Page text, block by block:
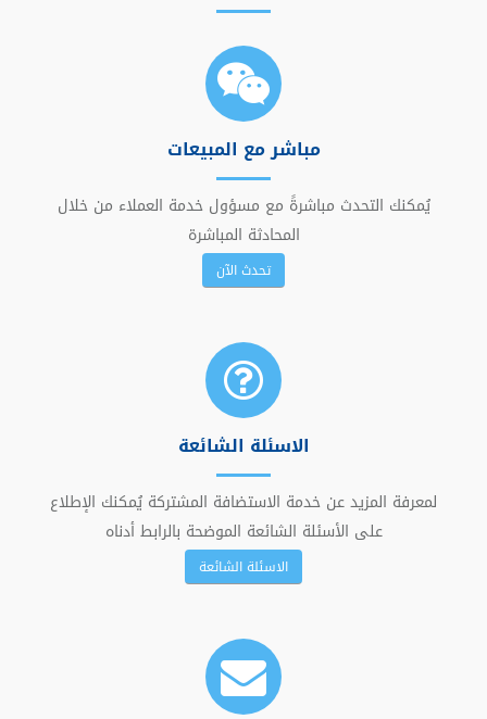
مباشر مع المبيعات
يُمكنك التحدث مباشرةً مع مسؤول خدمة العملاء من خلال
المحادثة المباشرة
تحدث الآن
الاسئلة الشائعة
لمعرفة المزيد عن خدمة الاستضافة المشتركة يُمكنك الإطلاع
على الأسئلة الشائعة الموضحة بالرابط أدناه
الاسئلة الشائعة